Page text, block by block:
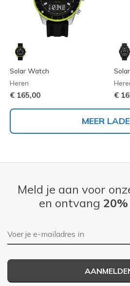
Solar Watch
Heren
€ 165,00 €
MEER
Meld je aan voor
en ontvang
E-mailadres